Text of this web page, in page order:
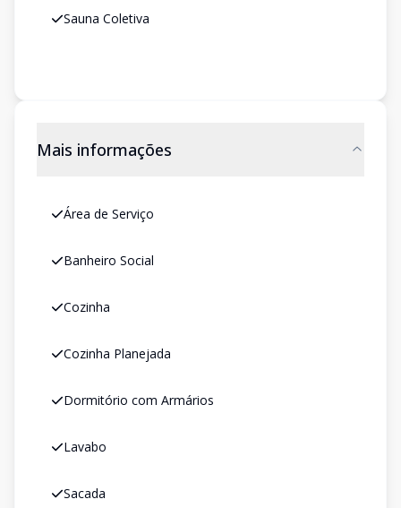
Sauna Coletiva
Mais informações
Área de Serviço
Banheiro Social
Cozinha
Cozinha Planejada
Dormitório com Armários
Lavabo
Sacada